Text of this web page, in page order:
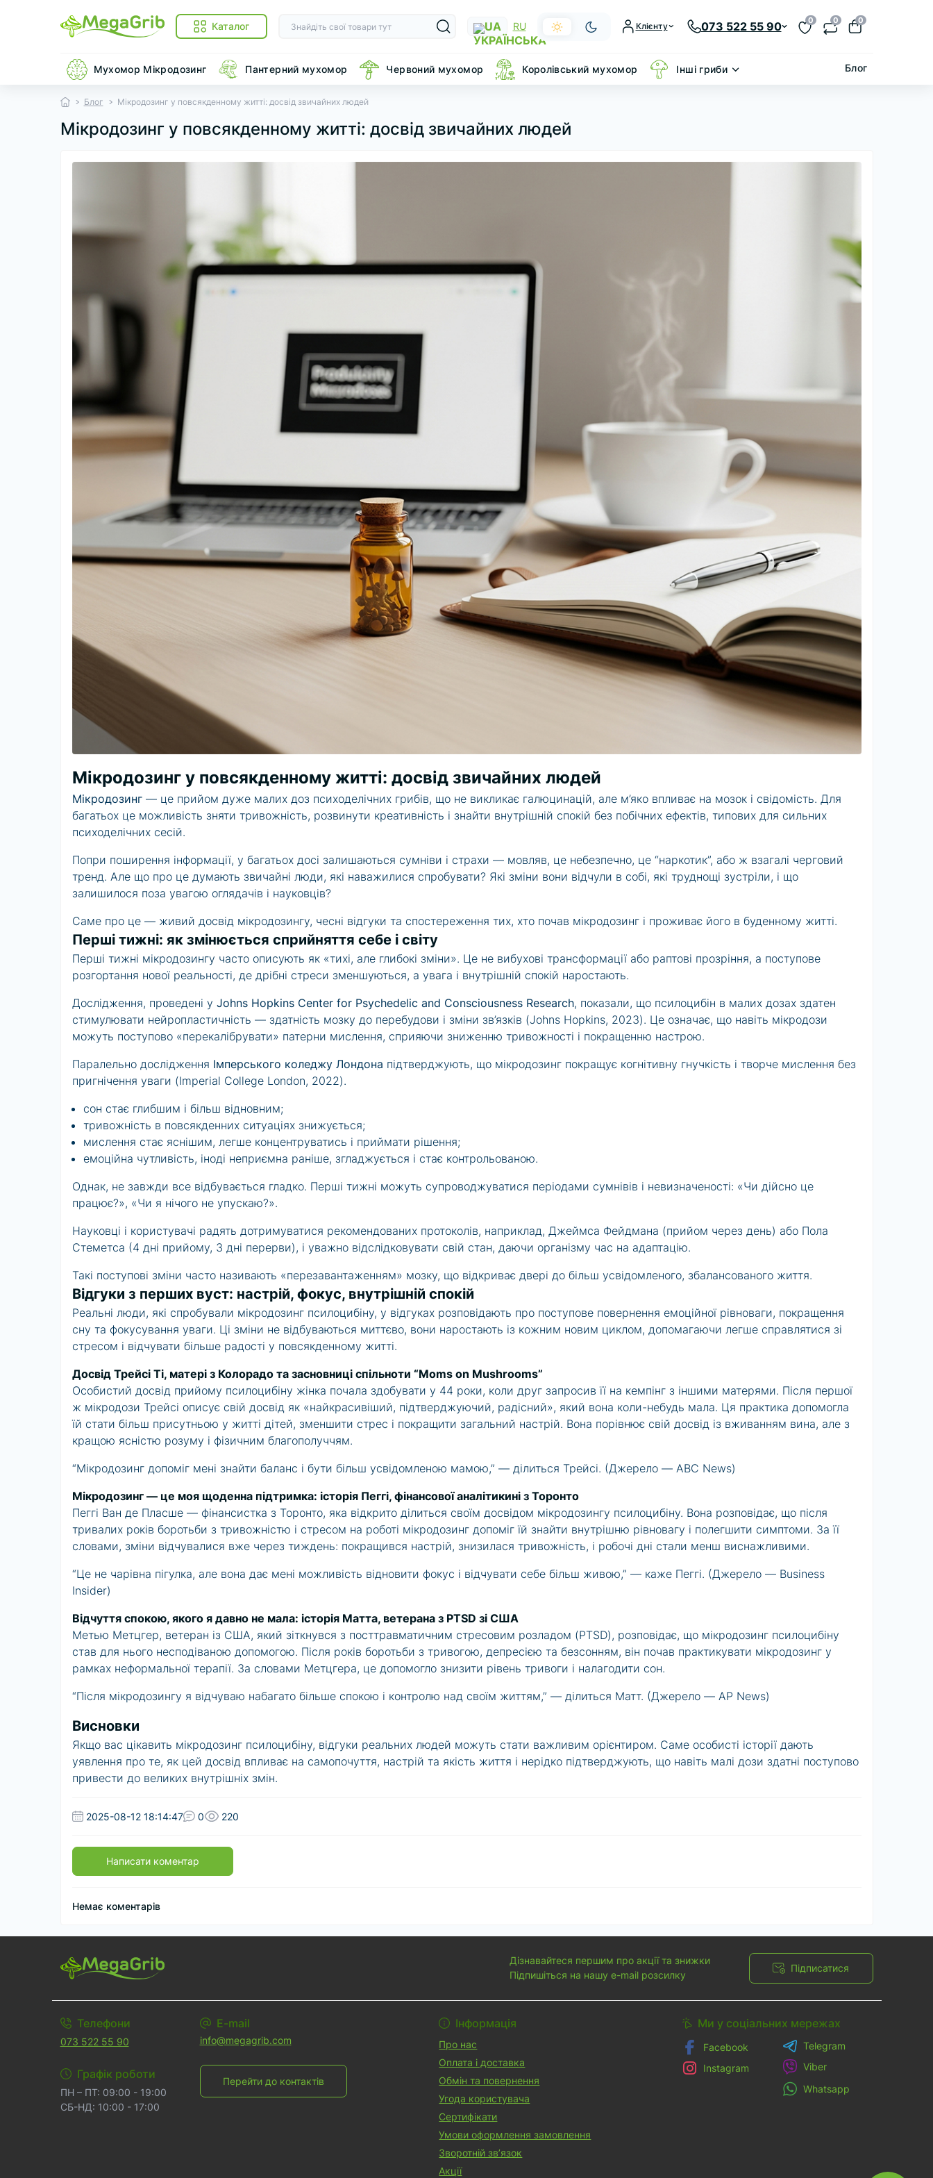
Каталог UA RU Клієнту 073 522 55 90 0 0 0
Мухомор Мікродозинг Пантерний мухомор Червоний мухомор Королівський мухомор Інші гриби Блог
Блог Мікродозинг у повсякденному житті: досвід звичайних людей
Мікродозинг у повсякденному житті: досвід звичайних людей
Мікродозинг у повсякденному житті: досвід звичайних людей
Мікродозинг— це прийом дуже малих доз психоделічних грибів, що не викликає галюцинацій, але м’яко впливає на мозок і свідомість. Для
багатьох це можливість зняти тривожність, розвинути креативність і знайти внутрішній спокій без побічних ефектів, типових для сильних
психоделічних сесій.
Попри поширення інформації, у багатьох досі залишаються сумніви і страхи — мовляв, це небезпечно, це “наркотик”, або ж взагалі черговий
тренд. Але що про це думають звичайні люди, які наважилися спробувати? Які зміни вони відчули в собі, які труднощі зустріли, і що
залишилося поза увагою оглядачів і науковців?
Саме про це — живий досвід мікродозингу, чесні відгуки та спостереження тих, хто почав мікродозинг і проживає його в буденному житті.
Перші тижні: як змінюється сприйняття себе і світу
Перші тижні мікродозингу часто описують як «тихі, але глибокі зміни». Це не вибухові трансформації або раптові прозріння, а поступове
розгортання нової реальності, де дрібні стреси зменшуються, а увага і внутрішній спокій наростають.
Дослідження, проведені у Johns Hopkins Center for Psychedelic and Consciousness Research, показали, що псилоцибін в малих дозах здатен
стимулювати нейропластичність — здатність мозку до перебудови і зміни зв’язків (Johns Hopkins, 2023). Це означає, що навіть мікродози
можуть поступово «перекалібрувати» патерни мислення, сприяючи зниженню тривожності і покращенню настрою.
Паралельно дослідження Імперського коледжу Лондона підтверджують, що мікродозинг покращує когнітивну гнучкість і творче мислення без
пригнічення уваги (Imperial College London, 2022).
сон стає глибшим і більш відновним;
тривожність в повсякденних ситуаціях знижується;
мислення стає яснішим, легше концентруватись і приймати рішення;
емоційна чутливість, іноді неприємна раніше, згладжується і стає контрольованою.
Однак, не завжди все відбувається гладко. Перші тижні можуть супроводжуватися періодами сумнівів і невизначеності: «Чи дійсно це
працює?», «Чи я нічого не упускаю?».
Науковці і користувачі радять дотримуватися рекомендованих протоколів, наприклад, Джеймса Фейдмана (прийом через день) або Пола
Стеметса (4 дні прийому, 3 дні перерви), і уважно відслідковувати свій стан, даючи організму час на адаптацію.
Такі поступові зміни часто називають «перезавантаженням» мозку, що відкриває двері до більш усвідомленого, збалансованого життя.
Відгуки з перших вуст: настрій, фокус, внутрішній спокій
Реальні люди, які спробували мікродозинг псилоцибіну, у відгуках розповідають про поступове повернення емоційної рівноваги, покращення
сну та фокусування уваги. Ці зміни не відбуваються миттєво, вони наростають із кожним новим циклом, допомагаючи легше справлятися зі
стресом і відчувати більше радості у повсякденному житті.
Досвід Трейсі Ті, матері з Колорадо та засновниці спільноти “Moms on Mushrooms”
Особистий досвід прийому псилоцибіну жінка почала здобувати у 44 роки, коли друг запросив її на кемпінг з іншими матерями. Після першої
ж мікродози Трейсі описує свій досвід як «найкрасивіший, підтверджуючий, радісний», який вона коли-небудь мала. Ця практика допомогла
їй стати більш присутньою у житті дітей, зменшити стрес і покращити загальний настрій. Вона порівнює свій досвід із вживанням вина, але з
кращою ясністю розуму і фізичним благополуччям.
“Мікродозинг допоміг мені знайти баланс і бути більш усвідомленою мамою,” — ділиться Трейсі. (Джерело — ABC News)
Мікродозинг — це моя щоденна підтримка: історія Пеггі, фінансової аналітикині з Торонто
Пеггі Ван де Пласше — фінансистка з Торонто, яка відкрито ділиться своїм досвідом мікродозингу псилоцибіну. Вона розповідає, що після
тривалих років боротьби з тривожністю і стресом на роботі мікродозинг допоміг їй знайти внутрішню рівновагу і полегшити симптоми. За її
словами, зміни відчувалися вже через тиждень: покращився настрій, знизилася тривожність, і робочі дні стали менш виснажливими.
“Це не чарівна пігулка, але вона дає мені можливість відновити фокус і відчувати себе більш живою,” — каже Пеггі. (Джерело — Business
Insider)
Відчуття спокою, якого я давно не мала: історія Матта, ветерана з PTSD зі США
Метью Метцгер, ветеран із США, який зіткнувся з посттравматичним стресовим розладом (PTSD), розповідає, що мікродозинг псилоцибіну
став для нього несподіваною допомогою. Після років боротьби з тривогою, депресією та безсонням, він почав практикувати мікродозинг у
рамках неформальної терапії. За словами Метцгера, це допомогло знизити рівень тривоги і налагодити сон.
“Після мікродозингу я відчуваю набагато більше спокою і контролю над своїм життям,” — ділиться Матт. (Джерело — AP News)
Висновки
Якщо вас цікавить мікродозинг псилоцибіну, відгуки реальних людей можуть стати важливим орієнтиром. Саме особисті історії дають
уявлення про те, як цей досвід впливає на самопочуття, настрій та якість життя і нерідко підтверджують, що навіть малі дози здатні поступово
привести до великих внутрішніх змін.
2025-08-12 18:14:47 0 220
Написати коментар
Немає коментарів
Дізнавайтеся першим про акції та знижки
Підпишіться на нашу e-mail розсилку
Підписатися
Телефони
073 522 55 90
Графік роботи
ПН – ПТ: 09:00 - 19:00
СБ-НД: 10:00 - 17:00
E-mail
info@megagrib.com
Перейти до контактів
Інформація
Про нас
Оплата і доставка
Обмін та повернення
Угода користувача
Сертифікати
Умови оформлення замовлення
Зворотній зв’язок
Акції
Ми у соціальних мережах
Facebook
Instagram
Telegram
Viber
Whatsapp